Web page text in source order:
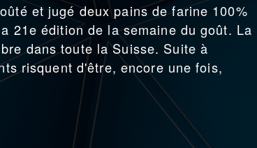
et jugé deux pains de farine 100%
21e édition de la semaine du goût. La
dans toute la Suisse. Suite à
risquent d'être, encore une fois,